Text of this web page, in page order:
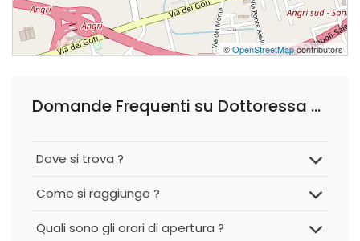
©OpenStreetMapcontributors
Domande Frequenti su Dottoressa Sara Lauro - Biologa Nutrizionista e Tecnologa Alimentare
Dove si trova ?
Come si raggiunge ?
Quali sono gli orari di apertura ?